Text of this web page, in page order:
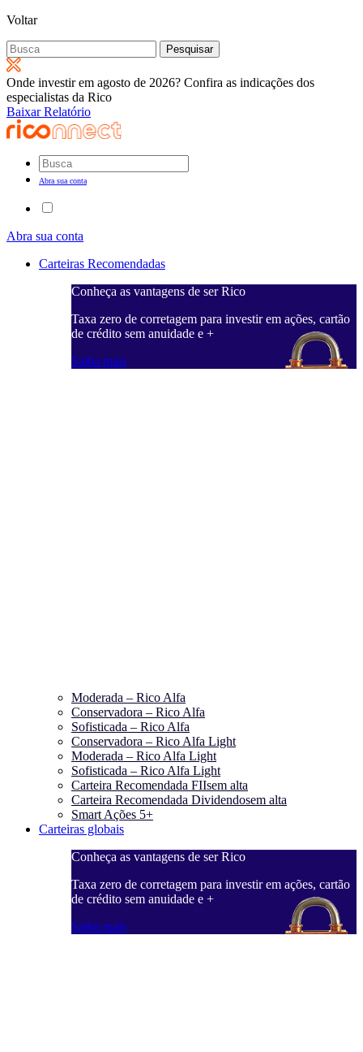
Voltar
Pesquisar
por:
Onde investir em agosto de 2026? Confira as indicações dos
especialistas da Rico
Baixar Relatório
Abra sua conta
Abra sua conta
Carteiras Recomendadas
Conheça as vantagens de ser Rico
Taxa zero de corretagem para investir em ações, cartão
de crédito sem anuidade e +
Saiba mais
Moderada – Rico Alfa
Conservadora – Rico Alfa
Sofisticada – Rico Alfa
Conservadora – Rico Alfa Light
Moderada – Rico Alfa Light
Sofisticada – Rico Alfa Light
Carteira Recomendada FIIsem alta
Carteira Recomendada Dividendosem alta
Smart Ações 5+
Carteiras globais
Conheça as vantagens de ser Rico
Taxa zero de corretagem para investir em ações, cartão
de crédito sem anuidade e +
Saiba mais